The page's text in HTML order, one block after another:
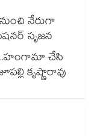
నుంచి నేరుగా
సృజన
చేసి
కృష్ణారావు